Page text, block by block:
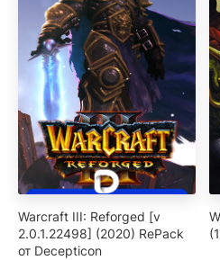
Warcraft III: Reforged [v
2.0.1.22498] (2020) RePack
от Decepticon